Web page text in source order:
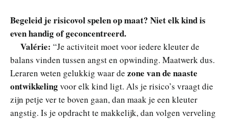
Begeleid je risicovol spelen op maat? Niet elk kind is
even handig of geconcentreerd.
Valérie: “Je activiteit moet voor iedere kleuter de
balans vinden tussen angst en opwinding. Maatwerk dus.
Leraren weten gelukkig waar de zone van de naaste
ontwikkelingvoor elk kind ligt. Als je risico’s vraagt die
zijn petje ver te boven gaan, dan maak je een kleuter
angstig. Is je opdracht te makkelijk, dan volgen verveling